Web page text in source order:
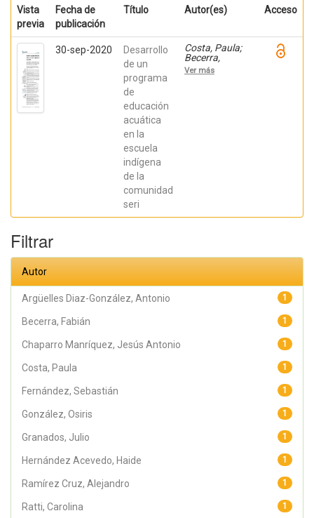
Vista
previa
Fecha de
publicación
Título Autor(es) Acceso
30-sep-2020
Desarrollo
de un
programa
de
educación
acuática
en la
escuela
indígena
de la
comunidad
seri
Costa, Paula;
Becerra,
Viviana;
Becerra,
Ramírez Cruz,
Granados,
Ver más
Filtrar
Autor
1
Argüelles Diaz-González, Antonio
1
Becerra, Fabián
1
Chaparro Manríquez, Jesús Antonio
1
Costa, Paula
1
Fernández, Sebastián
1
González, Osiris
1
Granados, Julio
1
Hernández Acevedo, Haide
1
Ramírez Cruz, Alejandro
1
Ratti, Carolina